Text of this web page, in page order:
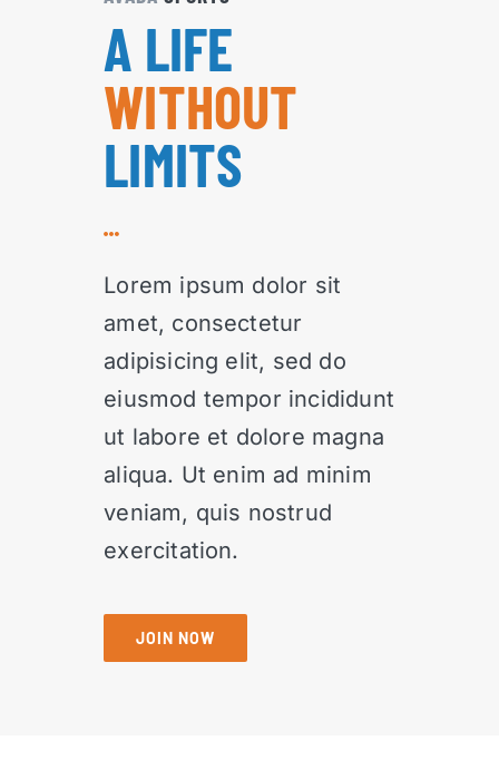
A LIFE
WITHOUT
LIMITS
Lorem ipsum dolor sit
amet, consectetur
adipisicing elit, sed do
eiusmod tempor incididunt
ut labore et dolore magna
aliqua. Ut enim ad minim
veniam, quis nostrud
exercitation.
JOIN NOW